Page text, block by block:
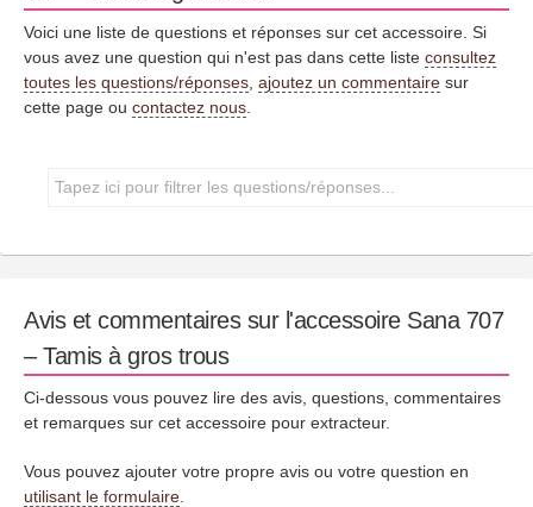
Voici une liste de questions et réponses sur cet accessoire. Si
vous avez une question qui n'est pas dans cette liste consultez
toutes les questions/réponses ajoutez un commentaire sur
cette page ou contactez nous
Avis et commentaires sur l'accessoire Sana 707
– Tamis à gros trous
Ci-dessous vous pouvez lire des avis, questions, commentaires
et remarques sur cet accessoire pour extracteur.
Vous pouvez ajouter votre propre avis ou votre question en
utilisant le formulaire